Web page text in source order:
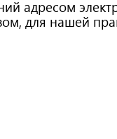
адресом
для нашей